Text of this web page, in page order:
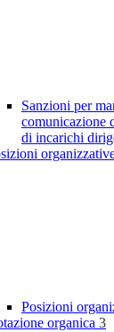
Sanzioni per
comunicazione
di incarichi
Posizioni
organica 3